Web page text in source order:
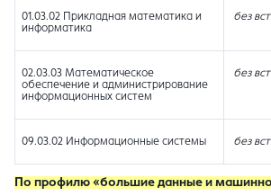
01.03.02 Прикладная математика и
информатика
без
02.03.03 Математическое
обеспечение и администрирование
информационных систем
без
09.03.02 Информационные системы без
По профилю «большие данные и